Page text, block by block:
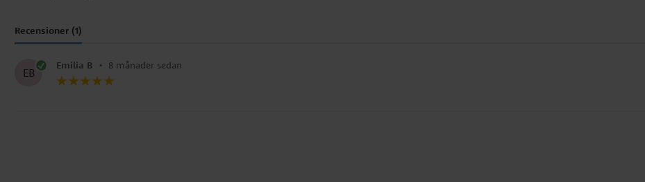
Recensioner (1)
EB
Emilia B • 8 månader sedan